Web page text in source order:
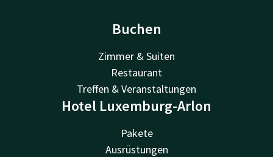
Buchen
Zimmer & Suiten
Restaurant
Treffen & Veranstaltungen
Hotel Luxemburg-Arlon
Pakete
Ausrüstungen